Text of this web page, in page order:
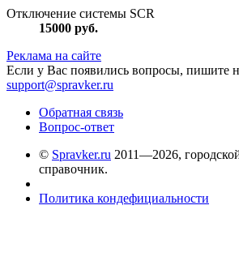
Отключение системы SCR
15000 руб.
Реклама на сайте
Если у Вас появились вопросы, пишите
support@spravker.ru
Обратная связь
Вопрос-ответ
© Spravker.ru 2011—2026,
справочник.
Политика кондефициальности